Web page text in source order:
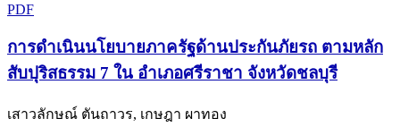
PDF
การดำเนินนโยบายภาครัฐด้านประกันภัยรถ ตามหลัก
สับปุริสธรรม 7 ใน อำเภอศรีราชา จังหวัดชลบุรี
เสาวลักษณ์ ตันถาวร, เกษฎา ผาทอง